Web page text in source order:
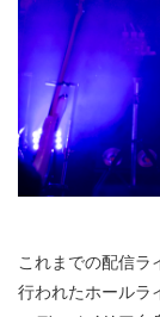
これまでの配信ラ
行われたホールラ